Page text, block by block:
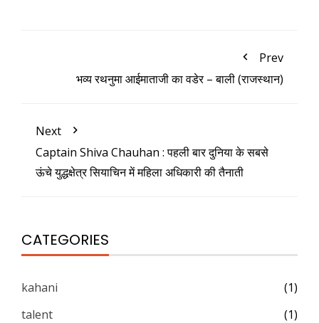
Prev
भव्य रथनुमा आईमाताजी का वडेर – बाली (राजस्थान)
Next
Captain Shiva Chauhan : पहली बार दुनिया के सबसे
ऊंचे युद्धक्षेत्र सियाचिन में महिला अधिकारी की तैनाती
CATEGORIES
kahani
(1)
talent
(1)